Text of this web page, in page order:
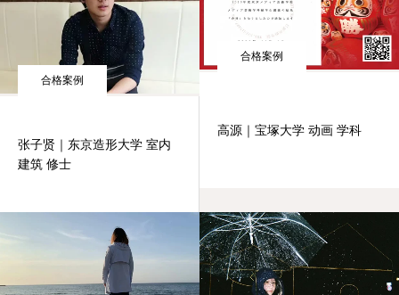
合格案例
张子贤｜东京造形大学 室内
建筑 修士
合格案例
高源｜宝塚大学 动画 学科